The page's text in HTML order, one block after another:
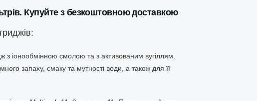
Купуйте з безкоштовною доставкою
з іонообмінною смолою та з активованим вугіллям.
запаху, смаку та мутності води, а також для її